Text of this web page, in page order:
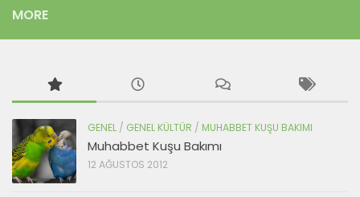
MORE
GENEL / GENEL KÜLTÜR / MUHABBET KUŞU BAKIMI
Muhabbet Kuşu Bakımı
12 AĞUSTOS 2012